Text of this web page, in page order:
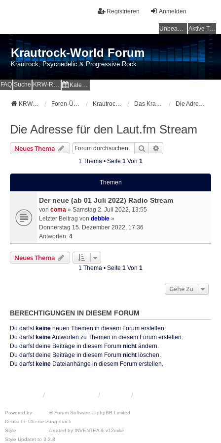
Anmelden
Registrieren
Unbeantwortete Themen Aktive Themen
Krautrock-World Forum
Krautrock, Psychedelic & Progressive Rock
FAQ Suche KRW-Radio Kalender
KRW-Forum Foren-Übersicht Krautrock-World Webradio Das Krautrock Radio Die Adresse für den Laut.fm Stream
Die Adresse für den Laut.fm Stream
Neues Thema Suche
1 Thema • Seite 1 Von 1
Themen
Der neue (ab 01 Juli 2022) Radio Stream
von coma » Samstag 2. Juli 2022, 13:55
Letzter Beitrag von debbie »
Donnerstag 15. Dezember 2022, 17:36
Antworten: 4
Neues Thema
1 Thema • Seite 1 Von 1
Gehe Zu
BERECHTIGUNGEN IN DIESEM FORUM
Du darfstkeine neuen Themen in diesem Forum erstellen.
Du darfstkeineAntworten zu Themen in diesem Forum erstellen.
Du darfst deine Beiträge in diesem Forum nicht ändern.
Du darfst deine Beiträge in diesem Forum nicht löschen.
Du darfstkeine Dateianhänge in diesem Forum erstellen.
Powered by
® Forum Software © phpBB Limited
Deutsche Übersetzung durch
Style
created by INVENTEA & v12mike
Style Updatet to 3.3.8